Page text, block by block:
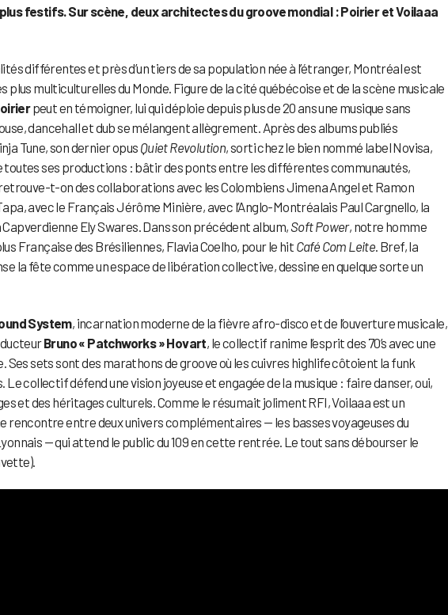
festifs. Sur scène, deux architectes du groove mondial : Poirier et Voilaaa
différentes et près d’un tiers de sa population née à l’étranger, Montréal est
plus multiculturelles du Monde. Figure de la cité québécoise et de la scène musicale
peut en témoigner, lui qui déploie depuis plus de 20 ans une musique sans
dancehall et dub se mélangent allègrement. Après des albums publiés
Tune, son dernier opus Quiet Revolution, sorti chez le bien nommé label Novisa,
ses productions : bâtir des ponts entre les différentes communautés,
t-on des collaborations avec les Colombiens Jimena Angel et Ramon
avec le Français Jérôme Minière, avec l’Anglo-Montréalais Paul Cargnello, la
Ely Swares. Dans son précédent album, Soft Power, notre homme
Française des Brésiliennes, Flavia Coelho, pour le hit Café Com Leite. Bref, la
la fête comme un espace de libération collective, dessine en quelque sorte un
System, incarnation moderne de la fièvre afro-disco et de l’ouverture musicale,
Bruno « Patchworks » Hovart, le collectif ranime l’esprit des 70’s avec une
sets sont des marathons de groove où les cuivres highlife côtoient la funk
collectif défend une vision joyeuse et engagée de la musique : faire danser, oui,
et des héritages culturels. Comme le résumait joliment RFI, Voilaaa est un
rencontre entre deux univers complémentaires — les basses voyageuses du
— qui attend le public du 109 en cette rentrée. Le tout sans débourser le